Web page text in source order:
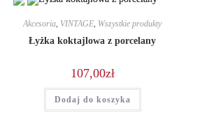
Akcesoria, VINTAGE, Wszystkie produkty
Łyżka koktajlowa z porcelany
107,00zł
Dodaj do koszyka